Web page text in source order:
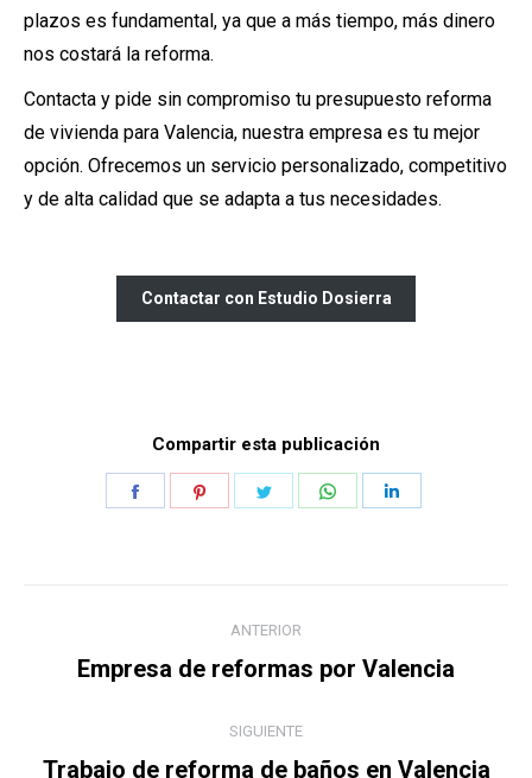
plazos es fundamental, ya que a más tiempo, más dinero
nos costará la reforma.
Contacta y pide sin compromiso tu presupuesto reforma
de vivienda para Valencia, nuestra empresa es tu mejor
opción. Ofrecemos un servicio personalizado, competitivo
y de alta calidad que se adapta a tus necesidades.
Contactar con Estudio Dosierra
Compartir esta publicación
entre
publicaciones
ANTERIOR
Publicación
Empresa de reformas por Valencia
SIGUIENTE
Publicación
Trabajo de reforma de baños en Valencia